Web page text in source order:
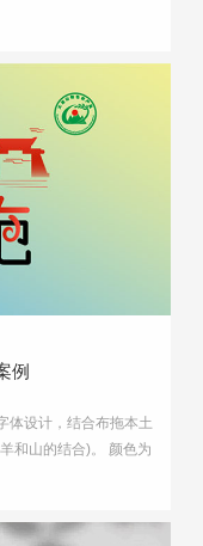
例
体设计，结合布拖本土
和山的结合)。 颜色为